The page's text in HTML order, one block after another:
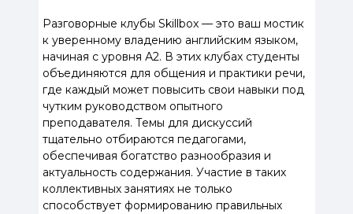
Разговорные клубы Skillbox — это ваш мостик
к уверенному владению английским языком,
начиная с уровня А2. В этих клубах студенты
объединяются для общения и практики речи,
где каждый может повысить свои навыки под
чутким руководством опытного
преподавателя. Темы для дискуссий
тщательно отбираются педагогами,
обеспечивая богатство разнообразия и
актуальность содержания. Участие в таких
коллективных занятиях не только
способствует формированию правильных